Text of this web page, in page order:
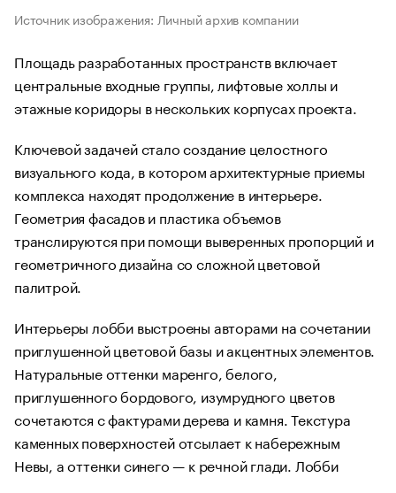
Источник изображения: Личный архив компании
Площадь разработанных пространств включает
центральные входные группы, лифтовые холлы и
этажные коридоры в нескольких корпусах проекта.
Ключевой задачей стало создание целостного
визуального кода, в котором архитектурные приемы
комплекса находят продолжение в интерьере.
Геометрия фасадов и пластика объемов
транслируются при помощи выверенных пропорций и
геометричного дизайна со сложной цветовой
палитрой.
Интерьеры лобби выстроены авторами на сочетании
приглушенной цветовой базы и акцентных элементов.
Натуральные оттенки маренго, белого,
приглушенного бордового, изумрудного цветов
сочетаются с фактурами дерева и камня. Текстура
каменных поверхностей отсылает к набережным
Невы, а оттенки синего — к речной глади. Лобби